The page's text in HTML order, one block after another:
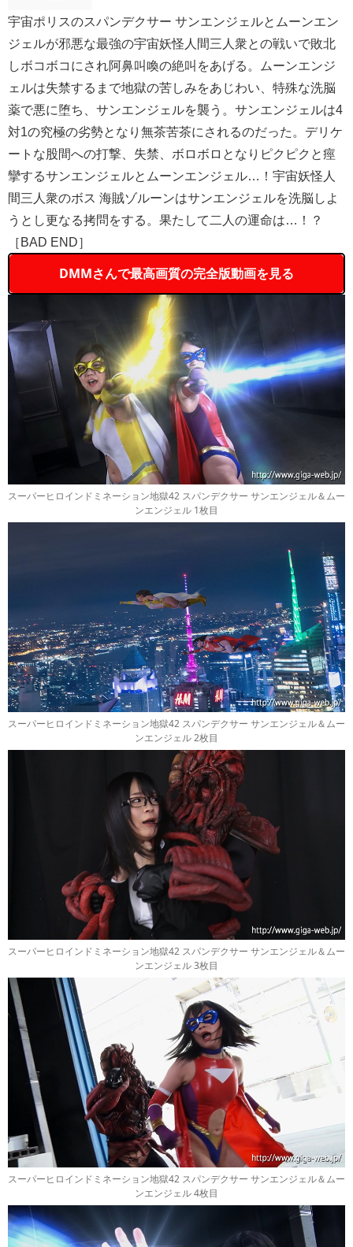
宇宙ポリスのスパンデクサー サンエンジェルとムーンエン
ジェルが邪悪な最強の宇宙妖怪人間三人衆との戦いで敗北
しボコボコにされ阿鼻叫喚の絶叫をあげる。ムーンエンジ
ェルは失禁するまで地獄の苦しみをあじわい、特殊な洗脳
薬で悪に堕ち、サンエンジェルを襲う。サンエンジェルは4
対1の究極の劣勢となり無茶苦茶にされるのだった。デリケ
ートな股間への打撃、失禁、ボロボロとなりピクピクと痙
攣するサンエンジェルとムーンエンジェル…！宇宙妖怪人
間三人衆のボス 海賊ゾルーンはサンエンジェルを洗脳しよ
うとし更なる拷問をする。果たして二人の運命は…！？
［BAD END］
DMMさんで最高画質の完全版動画を見る
スーパーヒロインドミネーション地獄42 スパンデクサー サンエンジェル＆ムー
ンエンジェル 1枚目
スーパーヒロインドミネーション地獄42 スパンデクサー サンエンジェル＆ムー
ンエンジェル 2枚目
スーパーヒロインドミネーション地獄42 スパンデクサー サンエンジェル＆ムー
ンエンジェル 3枚目
スーパーヒロインドミネーション地獄42 スパンデクサー サンエンジェル＆ムー
ンエンジェル 4枚目